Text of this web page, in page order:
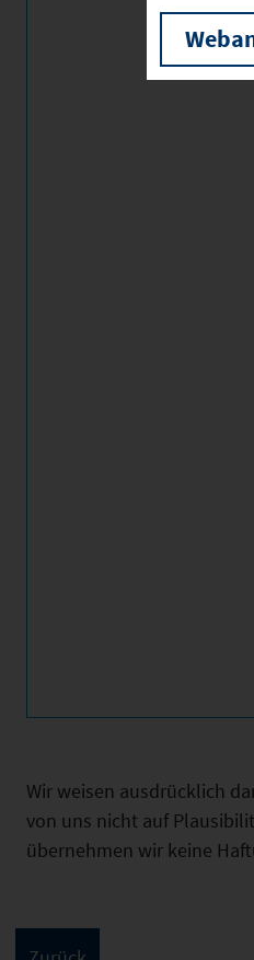
Wir weisen ausdrücklich
von uns nicht auf
übernehmen wir keine